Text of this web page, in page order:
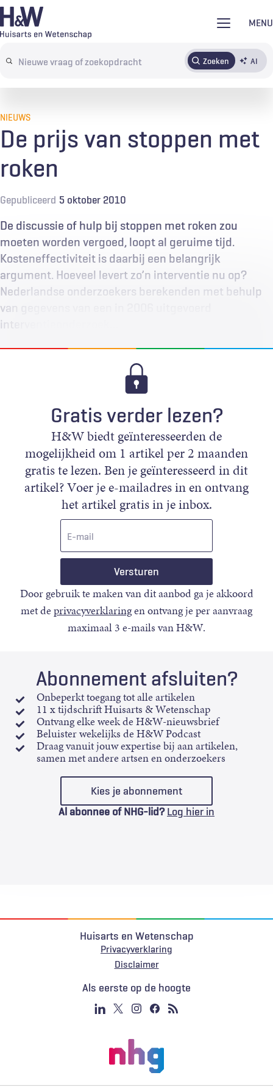
Overslaan
en
de
MENU
Search
terms
Zoeken AI
AbonnerenTijdschrift Inloggen
NIEUWS
De prijs van stoppen met
roken
Gepubliceerd 5 oktober 2010
De discussie of hulp bij stoppen met roken zou
moeten worden vergoed, loopt al geruime tijd.
Kosteneffectiviteit is daarbij een belangrijk
argument. Hoeveel levert zo’n interventie nu op?
Nederlandse onderzoekers berekenden met behulp
van gegevens van een in 2006 uitgevoerd
interventieonderzoek…
Gratis verder lezen?
H&W biedt geïnteresseerden de
mogelijkheid om 1 artikel per 2 maanden
gratis te lezen. Ben je geïnteresseerd in dit
artikel? Voer je e-mailadres in en ontvang
het artikel gratis in je inbox.
Door gebruik te maken van dit aanbod ga je akkoord
met deprivacyverklaringen ontvang je per aanvraag
maximaal 3 e-mails van H&W.
Abonnement afsluiten?
Onbeperkt toegang tot alle artikelen
11 x tijdschrift Huisarts & Wetenschap
Ontvang elke week de H&W-nieuwsbrief
Beluister wekelijks de H&W Podcast
Draag vanuit jouw expertise bij aan artikelen,
samen met andere artsen en onderzoekers
Kies je abonnement
Al abonnee of NHG-lid? Log hier in
Huisarts en Wetenschap
Privacyverklaring
Voet
Disclaimer
Als eerste op de hoogte